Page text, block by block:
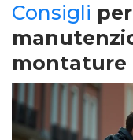
Consigli per
montature